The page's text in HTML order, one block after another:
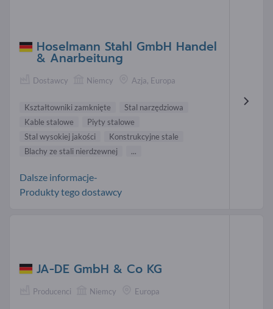
Hoselmann Stahl GmbH Handel
& Anarbeitung
Dostawcy Niemcy Azja, Europa
Kształtowniki zamknięte
Stal narzędziowa
Kable stalowe
Piyty stalowe
Stal wysokiej jakości
Konstrukcyjne stale
Blachy ze stali nierdzewnej
...
Dalsze informacje-
Produkty tego dostawcy
JA-DE GmbH & Co KG
Producenci Niemcy Europa